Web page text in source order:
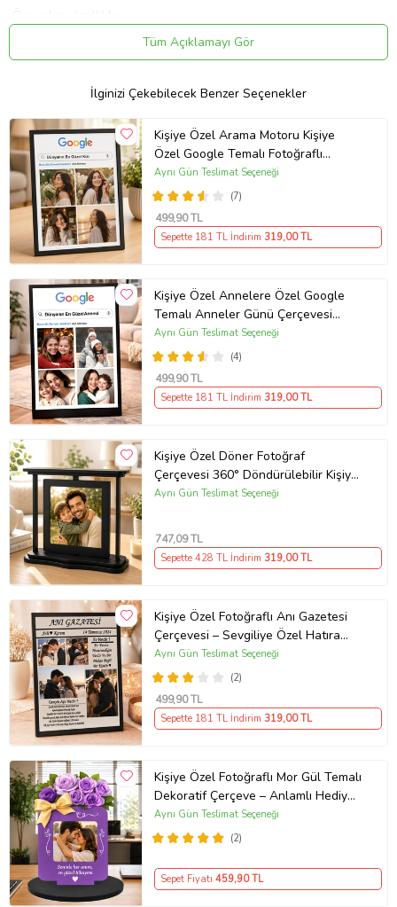
2 adet fotoğraf yerleştirme alanı
Doğal ahşap tasarım
Dekoratif ve şık görünüm
Sevgililer Günü için anlamlı ve kalıcı hediye
Sevgililer Günü için romantik, kişiye özel ve unutulmaz bir hediye!
Anıları saklamaz, yaşatır…
Ürün Kodu:kcm85600164
Tüm Açıklamayı Gör
İlginizi Çekebilecek Benzer Seçenekler
Kişiye Özel Arama Motoru Kişiye
Özel Google Temalı Fotoğraflı
Çerçeve – Dünyanın En Güzel Kızı
Tasarımlı Dekoratif Hediye Masaüstü
Çerçeve
(7)
Aynı Gün Teslimat Seçeneği
499,90 TL
Sepette 181 TL İndirim 319,00 TL
Kişiye Özel Annelere Özel Google
Temalı Anneler Günü Çerçevesi
Dünyanın En Güzel Annesi Fotoğraflı
Tablo Masaüstü Çerçeve
(4)
Aynı Gün Teslimat Seçeneği
499,90 TL
Sepette 181 TL İndirim 319,00 TL
Kişiye Özel Döner Fotoğraf
Çerçevesi 360° Döndürülebilir Kişiye
Özel Mesajlı Fotoğraflı Ahşap
Aynı Gün Teslimat Seçeneği
747,09 TL
Sepette 428 TL İndirim 319,00 TL
Kişiye Özel Fotoğraflı Anı Gazetesi
Çerçevesi – Sevgiliye Özel Hatıra
Tablosu
(2)
Aynı Gün Teslimat Seçeneği
499,90 TL
Sepette 181 TL İndirim 319,00 TL
Kişiye Özel Fotoğraflı Mor Gül Temalı
Dekoratif Çerçeve – Anlamlı Hediye
Kişiye Özel Fotoğraflı Mor Çerçeve -
Özel Mor Gül Tasarımlı Ahşap
(2)
Aynı Gün Teslimat Seçeneği
Sepet Fiyatı 459,90 TL